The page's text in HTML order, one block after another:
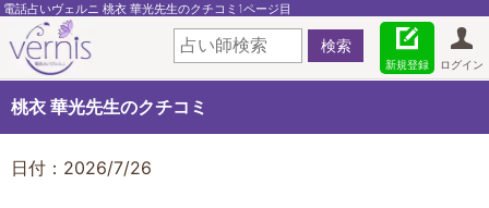
電話占いヴェルニ 桃衣 華光先生のクチコミ1ページ目
ログイン
新規登録
桃衣 華光先生のクチコミ
日付：2026/7/26